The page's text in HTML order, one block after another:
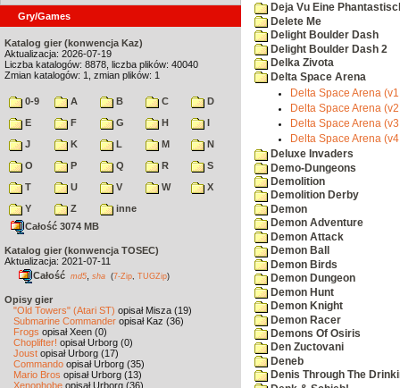
Gry/Games
Katalog gier (konwencja Kaz)
Aktualizacja: 2026-07-19
Liczba katalogów: 8878, liczba plików: 40040
Zmian katalogów: 1, zmian plików: 1
0-9 A B C
D
E
F G H
I
J
K L M
N
O
P Q R
S
T
U V W
X
Y
Z
inne
Całość 3074 MB
Katalog gier (konwencja TOSEC)
Aktualizacja: 2021-07-11
Całość md5 sha (7-Zip TUGZip)
Opisy gier
"Old Towers" (Atari ST) opisał Misza (19)
Submarine Commander opisał Kaz (36)
Frogs opisał Xeen (0)
Choplifter! opisał Urborg (0)
Joust opisał Urborg (17)
Commando opisał Urborg (35)
Mario Bros opisał Urborg (13)
Xenophobe opisał Urborg (36)
Deja Vu Eine
Delete Me
Delight Boulder Dash
Delight Boulder Dash 2
Delka Zivota
Delta Space Arena
Delta Space Arena
Delta Space Arena
Delta Space Arena
Delta Space Arena
Deluxe Invaders
Demo-Dungeons
Demolition
Demolition Derby
Demon
Demon Adventure
Demon Attack
Demon Ball
Demon Birds
Demon Dungeon
Demon Hunt
Demon Knight
Demon Racer
Demons Of Osiris
Den Zuctovani
Deneb
Denis Through The